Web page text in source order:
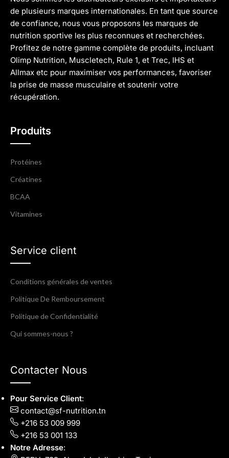
de plusieurs marques internationales. En tant que source
de confiance, nous vous proposons les marques de
nutrition sportive les plus reconnues et recherchées.
Profitez de notre gamme complète de produits, incluant
Olimp Nutrition, Muscletech, Rule 1, et Trec, IHS et
Allmax etc pour maximiser vos performances, favoriser
la prise de masse musculaire et soutenir votre
récupération.
Produits
Protéines
Créatines
BCAA
Vitamines
Service client
Conditions générales de ventes
Politique De Remboursement
Politique de Confidentialité
Qui sommes-nous ?
Contacter Nous
Pour Service Client:
contact@sf-nutrition.tn
+216 53 009 999
+216 53 001 133
Notre Adresse: